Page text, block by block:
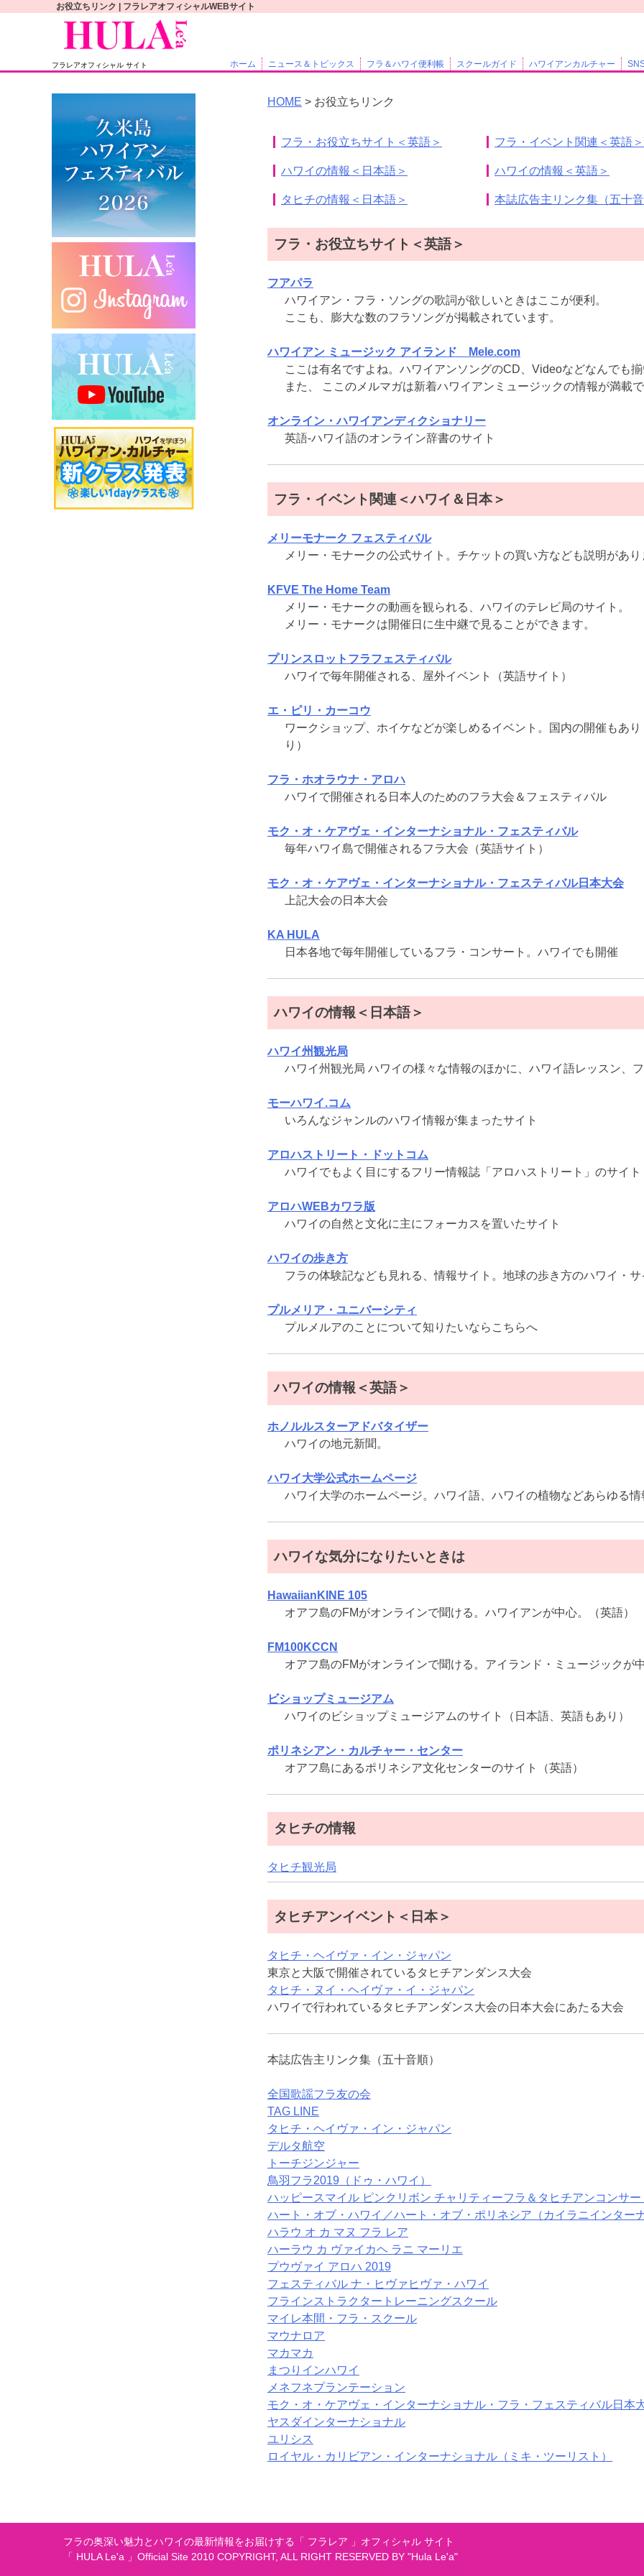
t
お役立ちリンク | フラレアオフィシャルWEBサイト
フラレアオフィシャル サイト ホーム ニュース＆トピックス フラ＆ハワイ便利帳 スクールガイド ハワイアンカルチャー
HOME > お役立ちリンク
フラ・お役立ちサイト＜英語＞ フラ・イベント関連＜英語＞
ハワイの情報＜日本語＞ ハワイの情報＜英語＞
タヒチの情報＜日本語＞ 本誌広告主リンク集（五十音
フラ・お役立ちサイト＜英語＞
フアパラ
ハワイアン・フラ・ソングの歌詞が欲しいときはここが便利。
ここも、膨大な数のフラソングが掲載されています。
ハワイアン ミュージック アイランド Mele.com
ここは有名ですよね。ハワイアンソングのCD、Videoなどなんでも
また、 ここのメルマガは新着ハワイアンミュージックの情報が満載
オンライン・ハワイアンディクショナリー
英語-ハワイ語のオンライン辞書のサイト
フラ・イベント関連＜ハワイ＆日本＞
メリーモナーク フェスティバル
メリー・モナークの公式サイト。チケットの買い方なども説明があり
KFVE The Home Team
メリー・モナークの動画を観られる、ハワイのテレビ局のサイト。
メリー・モナークは開催日に生中継で見ることができます。
プリンスロットフラフェスティバル
ハワイで毎年開催される、屋外イベント（英語サイト）
エ・ピリ・カーコウ
ワークショップ、ホイケなどが楽しめるイベント。国内の開催もあ
り）
フラ・ホオラウナ・アロハ
ハワイで開催される日本人のためのフラ大会＆フェスティバル
モク・オ・ケアヴェ・インターナショナル・フェスティバル
毎年ハワイ島で開催されるフラ大会（英語サイト）
モク・オ・ケアヴェ・インターナショナル・フェスティバル日本大会
上記大会の日本大会
KA HULA
日本各地で毎年開催しているフラ・コンサート。ハワイでも開催
ハワイの情報＜日本語＞
ハワイ州観光局
ハワイ州観光局 ハワイの様々な情報のほかに、ハワイ語レッスン、
モーハワイ.コム
いろんなジャンルのハワイ情報が集まったサイト
アロハストリート・ドットコム
ハワイでもよく目にするフリー情報誌「アロハストリート」のサイト
アロハWEBカワラ版
ハワイの自然と文化に主にフォーカスを置いたサイト
ハワイの歩き方
フラの体験記なども見れる、情報サイト。地球の歩き方のハワイ・サ
プルメリア・ユニバーシティ
プルメルアのことについて知りたいならこちらへ
ハワイの情報＜英語＞
ホノルルスターアドバタイザー
ハワイの地元新聞。
ハワイ大学公式ホームページ
ハワイ大学のホームページ。ハワイ語、ハワイの植物などあらゆる情
ハワイな気分になりたいときは
HawaiianKINE 105
オアフ島のFMがオンラインで聞ける。ハワイアンが中心。（英語）
FM100KCCN
オアフ島のFMがオンラインで聞ける。アイランド・ミュージックが
ビショップミュージアム
ハワイのビショップミュージアムのサイト（日本語、英語もあり）
ポリネシアン・カルチャー・センター
オアフ島にあるポリネシア文化センターのサイト（英語）
タヒチの情報
タヒチ観光局
タヒチアンイベント＜日本＞
タヒチ・ヘイヴァ・イン・ジャパン
東京と大阪で開催されているタヒチアンダンス大会
タヒチ・ヌイ・ヘイヴァ・イ・ジャパン
ハワイで行われているタヒチアンダンス大会の日本大会にあたる大会
本誌広告主リンク集（五十音順）
全国歌謡フラ友の会
TAG LINE
タヒチ・ヘイヴァ・イン・ジャパン
デルタ航空
トーチジンジャー
鳥羽フラ2019（ドゥ・ハワイ）
ハッピースマイル ピンクリボン チャリティーフラ＆タヒチアンコンサー
ハート・オブ・ハワイ／ハート・オブ・ポリネシア（カイラニインター
ハラウ オ カ マヌ フラ レア
ハーラウ カ ヴァイカヘ ラニ マーリエ
プウヴァイ アロハ 2019
フェスティバル ナ・ヒヴァヒヴァ・ハワイ
フラインストラクタートレーニングスクール
マイレ本間・フラ・スクール
マウナロア
マカマカ
まつりインハワイ
メネフネプランテーション
モク・オ・ケアヴェ・インターナショナル・フラ・フェスティバル日本
ヤスダインターナショナル
ユリシス
ロイヤル・カリビアン・インターナショナル（ミキ・ツーリスト）
フラの奥深い魅力とハワイの最新情報をお届けする「 フラレア 」オフィシャル サイト
「 HULA Le'a 」Official Site 2010 COPYRIGHT, ALL RIGHT RESERVED BY "Hula Le'a"